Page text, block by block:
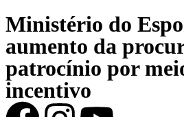
Ministério do
aumento da
patrocínio por
incentivo